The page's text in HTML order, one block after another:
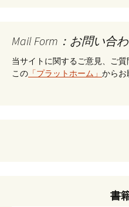
Mail Form：お問い合
当サイトに関するご意見、ご質
この 「プラットホーム」 からお
書